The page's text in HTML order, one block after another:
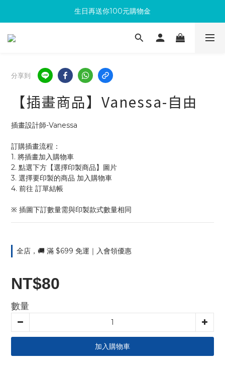
滿300回饋10%購物金
生日再送你100元購物金
加入成為新會員 馬上領取50元購物金
分享到
【插畫商品】Vanessa-自由
插畫設計師-Vanessa
訂購插畫流程：
1. 將插畫加入購物車
2. 點選下方【選擇印製商品】圖片
3. 選擇要印製的商品 加入購物車
4. 前往 訂單結帳
※ 插圖下訂數量需與印製款式數量相同
全店，🚚 滿 $699 免運｜入會領優惠
NT$80
數量
加入購物車